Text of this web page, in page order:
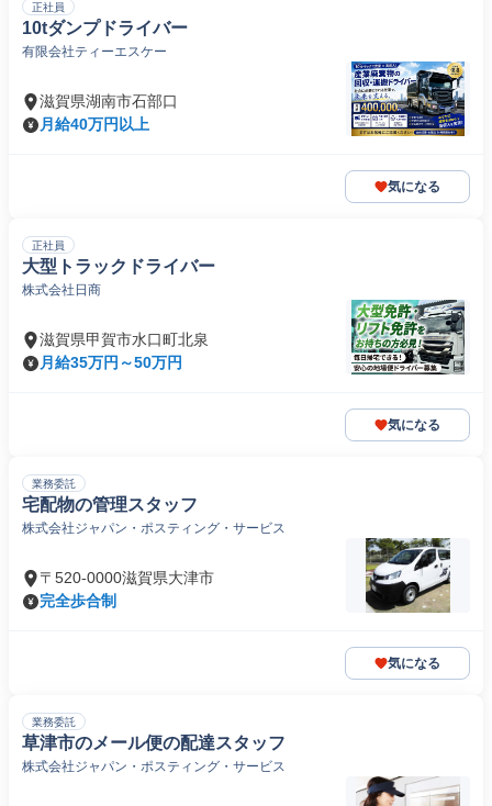
正社員
10tダンプドライバー
有限会社ティーエスケー
滋賀県湖南市石部口
月給40万円以上
気になる
正社員
大型トラックドライバー
株式会社日商
滋賀県甲賀市水口町北泉
月給35万円～50万円
気になる
業務委託
宅配物の管理スタッフ
株式会社ジャパン・ポスティング・サービス
〒520-0000滋賀県大津市
完全歩合制
気になる
業務委託
草津市のメール便の配達スタッフ
株式会社ジャパン・ポスティング・サービス